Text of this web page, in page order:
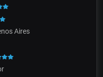
Aires